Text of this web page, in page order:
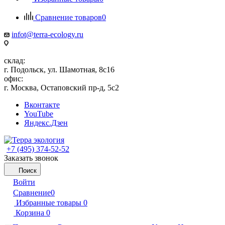
Сравнение товаров0
infot@terra-ecology.ru
склад:
г. Подольск, ул. Шамотная, 8с16
офис:
г. Москва, Остаповский пр-д, 5с2
Вконтакте
YouTube
Яндекс.Дзен
+7 (495) 374-52-52
Заказать звонок
Поиск
Войти
Сравнение0
Избранные товары 0
Корзина 0